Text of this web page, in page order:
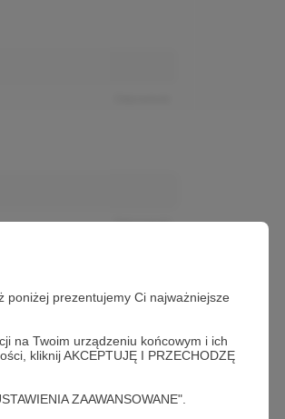
poniżej prezentujemy Ci najważniejsze
na Twoim urządzeniu końcowym i ich
kliknij AKCEPTUJĘ I PRZECHODZĘ
ZAAWANSOWANE".
Odpowiedz